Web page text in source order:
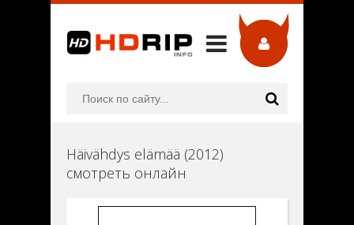
Häivähdys elämää (2012)
смотреть онлайн